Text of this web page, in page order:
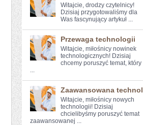
Witajcie, drodzy czytelnicy!
⁢Dzisiaj przygotowaliśmy ​dla
⁣Was fascynujący artykuł ...
Przewaga technologii
Witajcie, miłośnicy nowinek
technologicznych! Dzisiaj
chcemy poruszyć temat, ⁣który
...
Zaawansowana technol
Witajcie, miłośnicy nowych⁢
technologii! Dzisiaj
chcielibyśmy poruszyć temat
zaawansowanej ...